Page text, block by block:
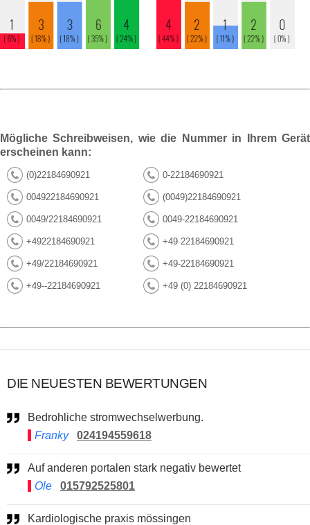
Mögliche Schreibweisen, wie die Nummer in Ihrem Gerät
erscheinen kann:
(0)22184690921 0-22184690921
004922184690921 (0049)22184690921
0049/22184690921 0049-22184690921
+4922184690921 +49 22184690921
+49/22184690921 +49-22184690921
+49--22184690921 +49 (0) 22184690921
DIE NEUESTEN BEWERTUNGEN
Bedrohliche stromwechselwerbung.
Franky
024194559618
Auf anderen portalen stark negativ bewertet
Ole
015792525801
Kardiologische praxis mössingen